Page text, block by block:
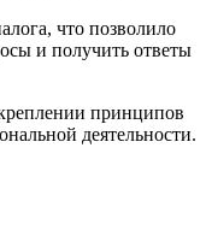
что позволило
и получить ответы
принципов
деятельности.